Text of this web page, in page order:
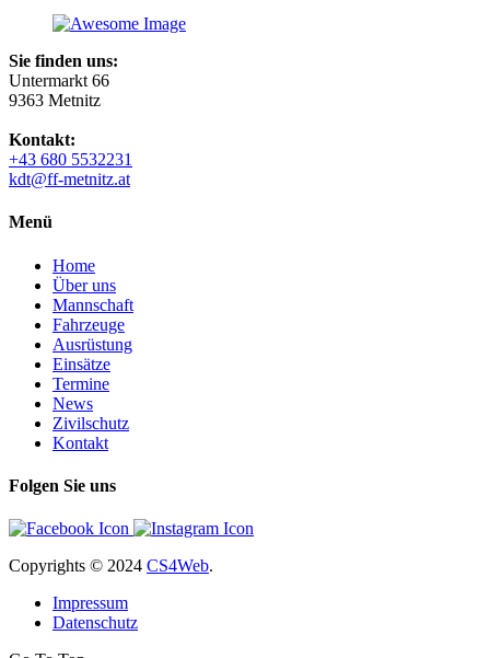
Sie finden uns:
Untermarkt 66
9363 Metnitz
Kontakt:
+43 680 5532231
kdt@ff-metnitz.at
Menü
Home
Über uns
Mannschaft
Fahrzeuge
Ausrüstung
Einsätze
Termine
News
Zivilschutz
Kontakt
Folgen Sie uns
Copyrights © 2024 CS4Web.
Impressum
Datenschutz